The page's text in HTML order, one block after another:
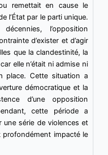
remettait en cause le
l’État par le parti unique.
l’opposition
d’exister et d’agir
que la clandestinité, la
elle n’était ni admise ni
place. Cette situation a
démocratique et la
d’une opposition
cette période a
une série de violences et
impacté le